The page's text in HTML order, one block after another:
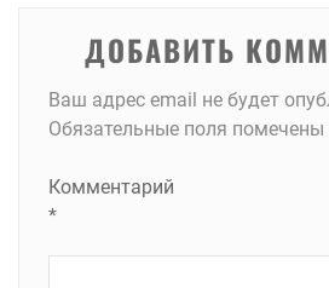
ДОБАВИТЬ
Ваш адрес email не будет
Обязательные поля помечены
Комментарий
*